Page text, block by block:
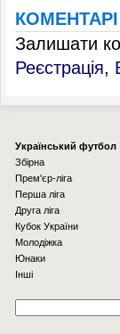
КОМЕНТАРІ
Залишати
Реєстрація,
Українcький футбол
Збірна
Прем'єр-ліга
Перша ліга
Друга ліга
Кубок України
Молодіжка
Юнаки
Інші